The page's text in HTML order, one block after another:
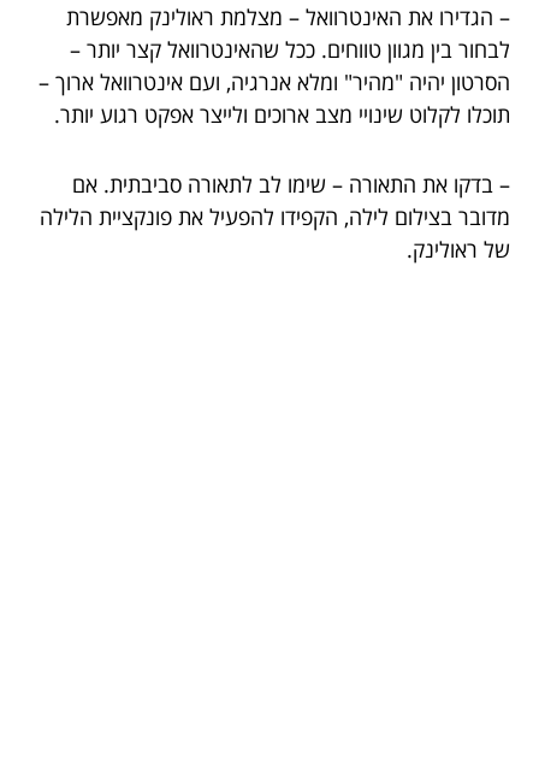
– הגדירו את האינטרוואל – מצלמת ראולינק מאפשרת
לבחור בין מגוון טווחים. ככל שהאינטרוואל קצר יותר –
הסרטון יהיה "מהיר" ומלא אנרגיה, ועם אינטרוואל ארוך –
תוכלו לקלוט שינויי מצב ארוכים ולייצר אפקט רגוע יותר.
– בדקו את התאורה – שימו לב לתאורה סביבתית. אם
מדובר בצילום לילה, הקפידו להפעיל את פונקציית הלילה
של ראולינק.